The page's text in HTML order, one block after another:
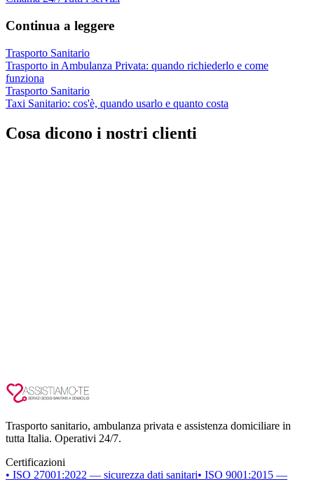
Continua a leggere
Trasporto Sanitario
Trasporto in Ambulanza Privata: quando richiederlo e come
funziona
Trasporto Sanitario
Taxi Sanitario: cos'è, quando usarlo e quanto costa
Cosa dicono i nostri clienti
Trasporto sanitario, ambulanza privata e assistenza domiciliare in
tutta Italia. Operativi 24/7.
Certificazioni
• ISO 27001:2022 — sicurezza dati sanitari• ISO 9001:2015 —